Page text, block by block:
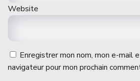
Website
Enregistrer mon nom, mon e-mail
navigateur pour mon prochain